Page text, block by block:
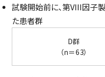
試験開始前に、第VIII因子
た患者群
D群
（n＝63）